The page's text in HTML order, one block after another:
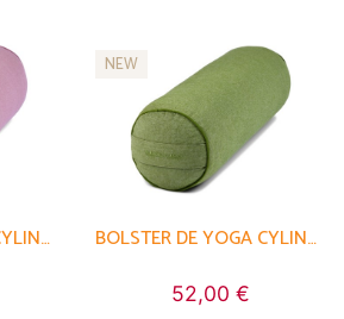
BOLSTER DE YOGA CYLINDRIQUE EN CHAMBRAY DE COTON BIOLOGIQUE - ÉPEAUTRE
NEW
BOLSTER DE YOGA CYLINDRIQUE EN CHAMBRAY DE COTON BIOLOGIQUE - ÉPEAUTRE
52,00 €